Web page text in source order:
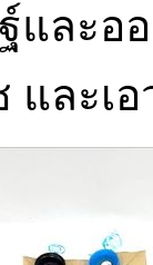
และอ
และเอ